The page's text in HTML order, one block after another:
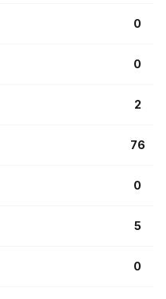
0
0
2
76
0
5
0